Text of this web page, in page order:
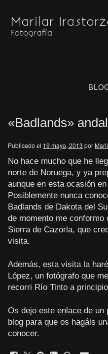
«Badlands»
Publicado el 19 mayo, 2013 por
No hace mucho que he
norte de Noruega, y ya
aunque en esta ocasión
Posiblemente nunca
Badlands de Dakota del
de momento me conformo
Sierra de Cazorla, que
visita.
Además, esta visita la
López, un fotógrafo que
recorri Río Tinto a
Os dejo este enlace de un
blog para que os hagáis
conocer.